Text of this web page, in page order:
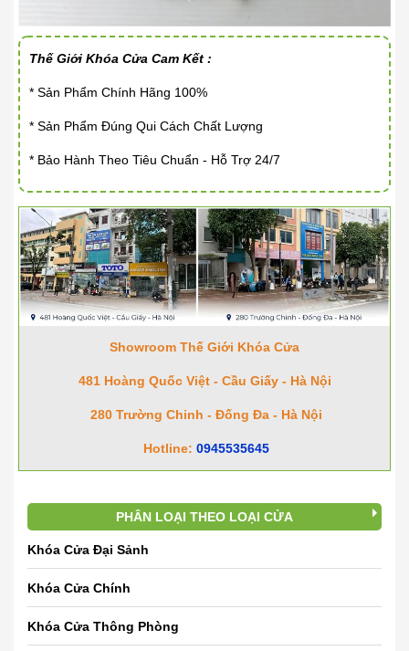
Thế Giới Khóa Cửa Cam Kết :
* Sản Phẩm Chính Hãng 100%
* Sản Phẩm Đúng Qui Cách Chất Lượng
* Bảo Hành Theo Tiêu Chuẩn - Hỗ Trợ 24/7
Showroom Thế Giới Khóa Cửa
481 Hoàng Quốc Việt - Cầu Giấy - Hà Nội
280 Trường Chinh - Đống Đa - Hà Nội
Hotline: 0945535645
PHÂN LOẠI THEO LOẠI CỬA
Khóa Cửa Đại Sảnh
Khóa Cửa Chính
Khóa Cửa Thông Phòng